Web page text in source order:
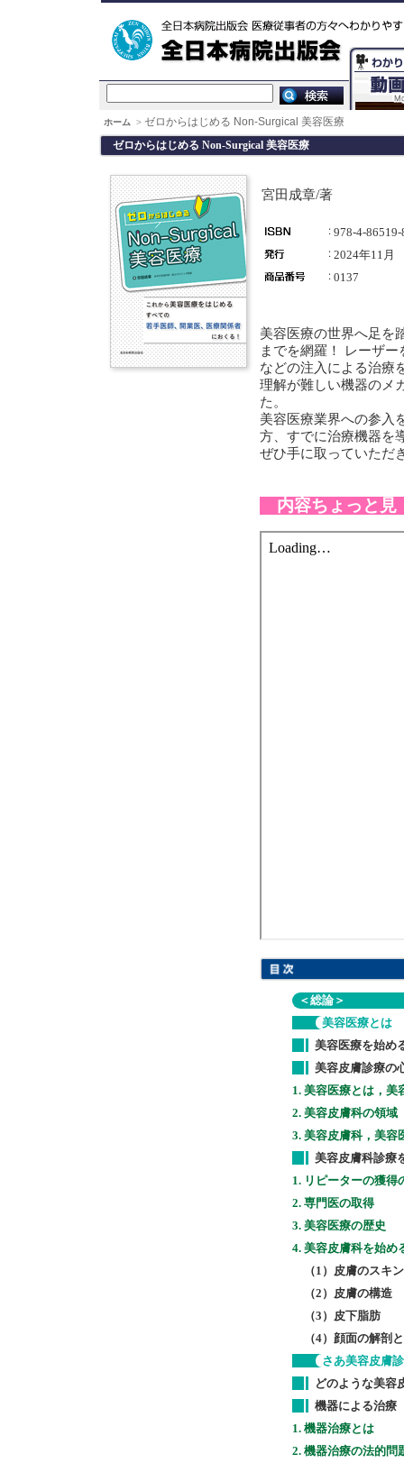
ホーム > ゼロからはじめる Non-Surgical 美容医療
ゼロからはじめる Non-Surgical 美容医療
宮田成章/著
978-4-
2024年11月
0137
美容医療の世界へ足を
までを網羅！ レーザ
などの注入による治療
理解が難しい機器のメ
た。
美容医療業界への参入
方、すでに治療機器を
ぜひ手に取っていただ
内容ちょっと見
＜総論＞
美容医療とは
美容医療を始め
美容皮膚診療の
1. 美容医療とは，美
2. 美容皮膚科の領域
3. 美容皮膚科，美容
美容皮膚科診療
1. リピーターの獲得
2. 専門医の取得
3. 美容医療の歴史
4. 美容皮膚科を始め
（1）皮膚のスキ
（2）皮膚の構造
（3）皮下脂肪
（4）顔面の解剖
さあ美容皮膚
どのような美容
機器による治療
1. 機器治療とは
2. 機器治療の法的問